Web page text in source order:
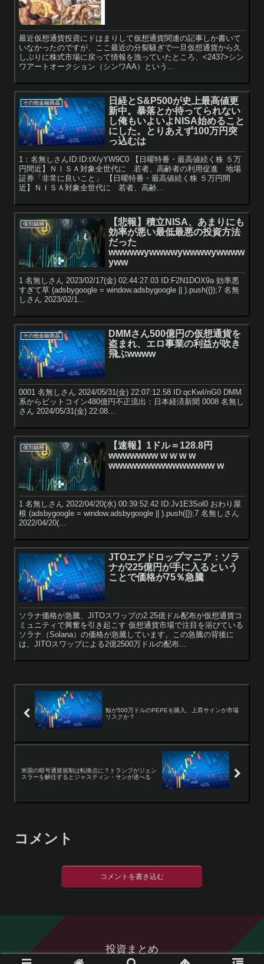
最近仮想通貨投資にドはまりして仮想通貨関連の記事しか書いて
いなかったのですが、ここ最近の分裂騒ぎで一旦仮想通貨から久
しぶりに株式市場に戻って情報を漁っていたところ、<2437>シン
ワアートオークション（シンワAA）という...
その他金融商品
日経とS&P500が史上最高値更
新中。暴落とか待ってられない
し俺もいよいよNISA始めること
にした。とりあえず100万円突
っ込むは
1：名無しさんID:ID:tX/yYW9C0 【日曜特番・最高値続く株 ５万
円間近】ＮＩＳＡ対象全世代に 若者、高齢者の利用促進 地場
証券「非常に良いこと」 【日曜特番・最高値続く株 ５万円間
近】ＮＩＳＡ対象全世代に 若者、高齢...
個別銘柄
【悲報】積立NISA、あまりにも
効率が悪い最低最悪の投資方法
だった
wwwwwywwwwywwwwywwww
yww
1 名無しさん 2023/02/17(金) 02:44:27.03 ID:F2N1DOX9a 効率悪
すぎて草 (adsbygoogle = window.adsbygoogle || ).push({});7 名無
しさん 2023/02/1...
その他金融商品
DMMさん500億円の仮想通貨を
盗まれ、エロ事業の利益が吹き
飛ぶwwww
0001 名無しさん 2024/05/31(金) 22:07:12.58 ID:qcKwI/nG0 DMM
系からビットコイン480億円不正流出：日本経済新聞 0008 名無し
さん 2024/05/31(金) 22:08...
個別銘柄
【速報】1ドル＝128.8円
wwwwwww w w w w
wwwwwwwwwwwwwww w
1 名無しさん 2022/04/20(水) 00:39:52.42 ID:Jv1E3Sol0 おわり屋
根 (adsbygoogle = window.adsbygoogle || ).push({});7 名無しさん
2022/04/20(...
JTOエアドロップマニア：ソラ
ナが225億円が手に入るという
ことで価格が75％急騰
ソラナ価格が急騰、JITOスワップの2.25億ドル配布が仮想通貨コ
ミュニティで興奮を引き起こす 仮想通貨市場で注目を浴びている
ソラナ（Solana）の価格が急騰しています。この急騰の背後に
は、JITOスワップによる2億2500万ドルの配布...
鯨が500万ドルのPEPEを購入、上昇サインか市場
リスクか？
米国の暗号通貨規制は転換点に？トランプがジェン
スラーを解任するとジャスティン・サンが述べる
コメント
コメントを書き込む
投資まとめ